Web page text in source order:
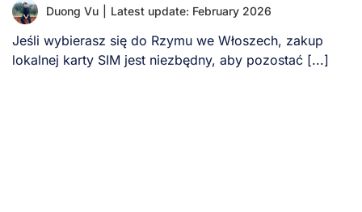
Duong Vu Latest update: February 2026
Jeśli wybierasz się do Rzymu we Włoszech, zakup
lokalnej karty SIM jest niezbędny, aby pozostać [...]